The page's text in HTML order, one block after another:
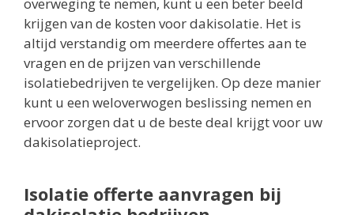
krijgen van de kosten voor dakisolatie. Het is
altijd verstandig om meerdere offertes aan te
vragen en de prijzen van verschillende
isolatiebedrijven te vergelijken. Op deze manier
kunt u een weloverwogen beslissing nemen en
ervoor zorgen dat u de beste deal krijgt voor uw
dakisolatieproject.
Isolatie offerte aanvragen bij